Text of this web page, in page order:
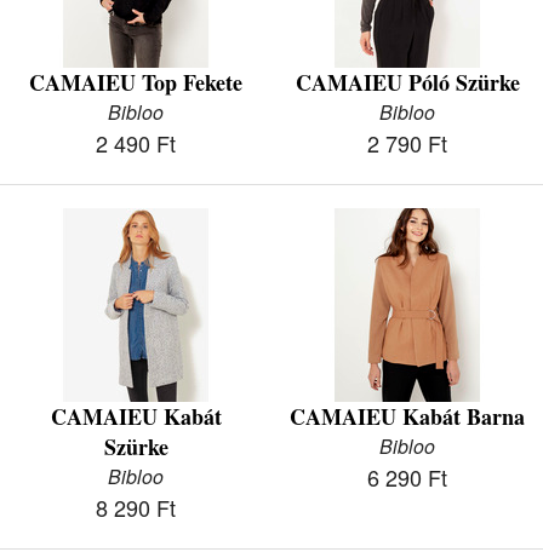
CAMAIEU Top Fekete
Bibloo
2 490 Ft
CAMAIEU Póló Szürke
Bibloo
2 790 Ft
CAMAIEU Kabát
Szürke
Bibloo
8 290 Ft
CAMAIEU Kabát Barna
Bibloo
6 290 Ft